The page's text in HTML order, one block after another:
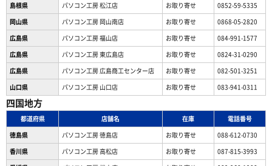
島根県
パソコン工房 松江店 お取り寄せ
0852-59-5335
岡山県
パソコン工房 岡山南店 お取り寄せ
0868-05-2820
広島県
パソコン工房 福山店 お取り寄せ
084-991-1577
広島県
パソコン工房 東広島店 お取り寄せ
0824-31-0290
広島県
パソコン工房 広島商工センター店 お取り寄せ
082-501-3251
山口県
パソコン工房 山口店 お取り寄せ 083-941-0311
四国地方
都道府県 店舗名 在庫
電話番号
徳島県
パソコン工房 徳島店 お取り寄せ
088-612-0730
香川県
パソコン工房 高松店 お取り寄せ
087-815-3993